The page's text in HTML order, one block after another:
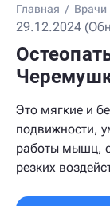
Главная / Врачи
29.12.2024
Это мягкие и
подвижности,
работы мышц,
резких